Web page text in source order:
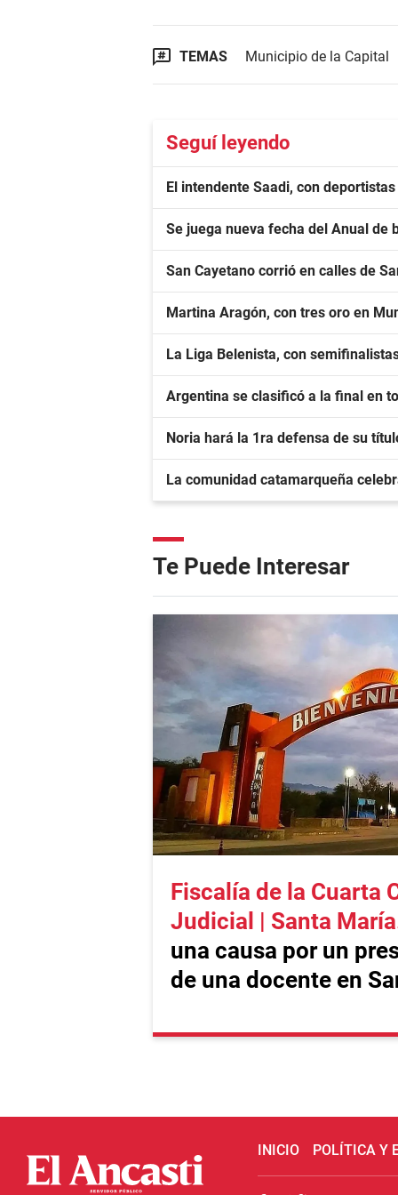
TEMAS Municipio de la Capital
Seguí leyendo
El intendente Saadi, con
Se juega nueva fecha del Anual de
San Cayetano corrió en calles de
Martina Aragón, con tres oro en
La Liga Belenista, con
Argentina se clasificó a la final en
Noria hará la 1ra defensa de su
La comunidad catamarqueña
Te Puede Interesar
Fiscalía de la Cuarta
Judicial | Santa María
una causa por un
de una docente en
INICIO POLÍTICA Y